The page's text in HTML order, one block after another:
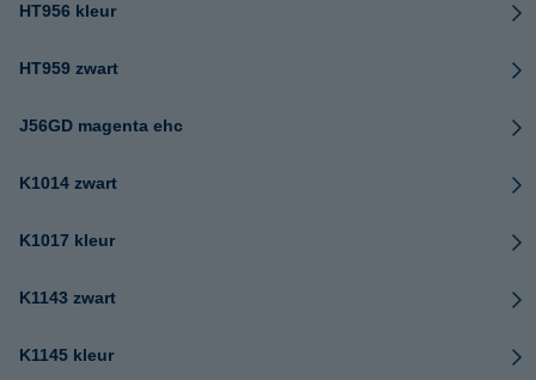
HT956 kleur
HT959 zwart
J56GD magenta ehc
K1014 zwart
K1017 kleur
K1143 zwart
K1145 kleur